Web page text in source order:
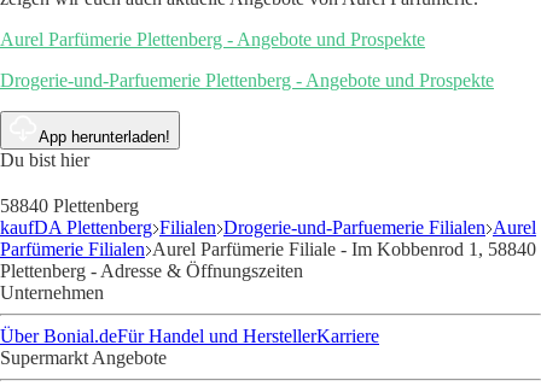
Aurel Parfümerie Plettenberg - Angebote und Prospekte
Drogerie-und-Parfuemerie Plettenberg - Angebote und Prospekte
App herunterladen!
Du bist hier
58840 Plettenberg
kaufDA Plettenberg Filialen Drogerie-und-Parfuemerie Filialen Aurel
Parfümerie Filialen Aurel Parfümerie Filiale - Im Kobbenrod 1, 58840
Plettenberg - Adresse & Öffnungszeiten
Unternehmen
Über Bonial.deFür Handel und HerstellerKarriere
Supermarkt Angebote